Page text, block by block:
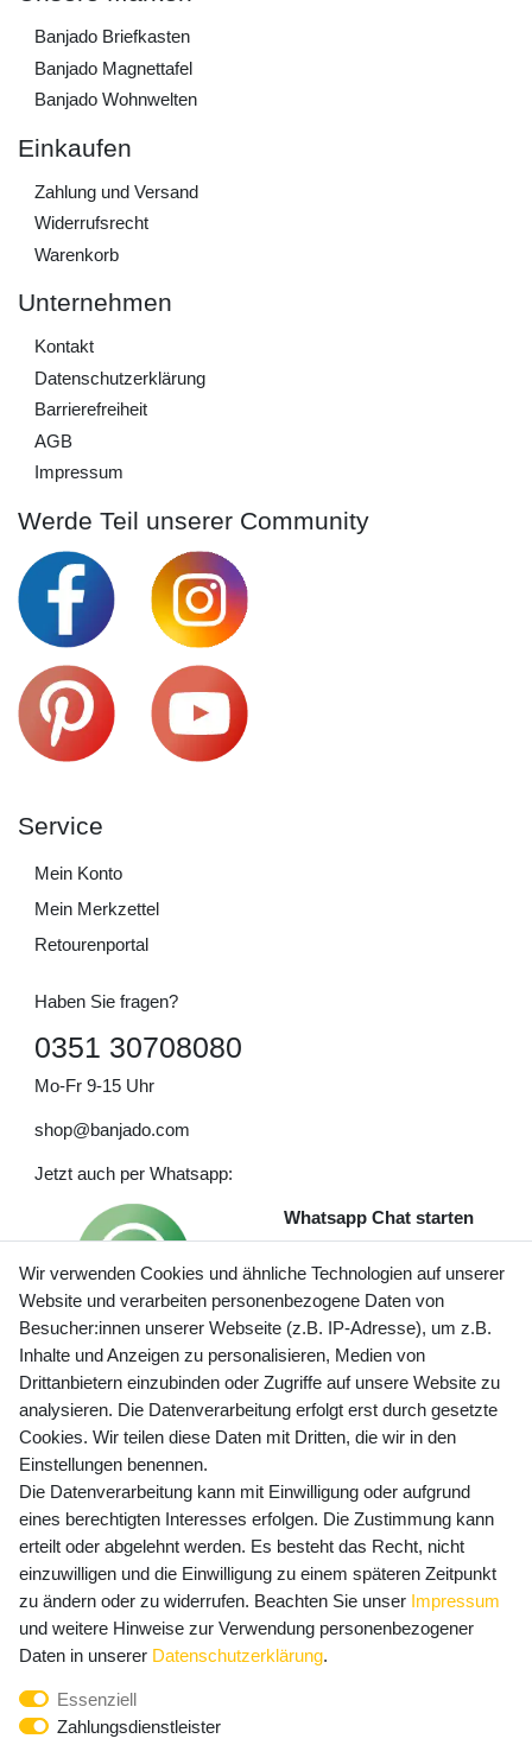
Banjado Briefkasten
Banjado Magnettafel
Banjado Wohnwelten
Einkaufen
Zahlung und Versand
Widerrufs­recht
Warenkorb
Unternehmen
Kontakt
Daten­schutz­erklärung
Barrierefreiheit
AGB
Impressum
Werde Teil unserer Community
Service
Mein Konto
Mein Merkzettel
Retourenportal
Haben Sie fragen?
0351 30708080
Mo-Fr 9-15 Uhr
shop@banjado.com
Jetzt auch per Whatsapp:
Whatsapp Chat starten
Preisangaben inkl. gesetzl. MwSt. und zzgl. Service- und
Versandkosten
Newsletter Anmeldung - Keine Angebote
mehr verpassen!
E-MAIL **
Newsletter
Honig
Hiermit bestätige ich, dass ich dieDaten­schutz­erklärung
widerrufen.**
Wir verwenden Cookies und ähnliche Technologien auf unserer
Website und verarbeiten personenbezogene Daten von
Besucher:innen unserer Webseite (z.B. IP-Adresse), um z.B.
Inhalte und Anzeigen zu personalisieren, Medien von
Drittanbietern einzubinden oder Zugriffe auf unsere Website zu
analysieren. Die Datenverarbeitung erfolgt erst durch gesetzte
Cookies. Wir teilen diese Daten mit Dritten, die wir in den
Einstellungen benennen.
Die Datenverarbeitung kann mit Einwilligung oder aufgrund
eines berechtigten Interesses erfolgen. Die Zustimmung kann
erteilt oder abgelehnt werden. Es besteht das Recht, nicht
einzuwilligen und die Einwilligung zu einem späteren Zeitpunkt
zu ändern oder zu widerrufen. Beachten Sie unser Impressum
und weitere Hinweise zur Verwendung personenbezogener
Daten in unserer Daten­schutz­erklärung.
Essenziell
Zahlungsdienstleister